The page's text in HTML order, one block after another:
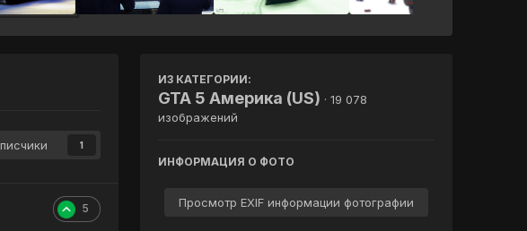
1
5
ИЗ КАТЕГОРИИ:
GTA 5 Америка (US) · 19 078
изображений
ИНФОРМАЦИЯ О ФОТО
Просмотр EXIF информации фотографии